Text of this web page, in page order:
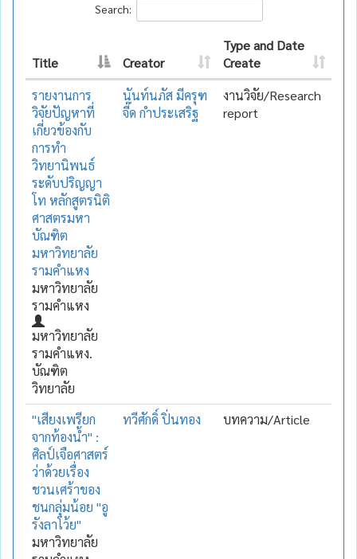
Search:
Title Creator
Type and Date
Create
รายงานการ
วิจัยปัญหาที่
เกี่ยวข้องกับ
การทำ
วิทยานิพนธ์
ระดับปริญญา
โท หลักสูตรนิติ
ศาสตรมหา
บัณฑิต
มหาวิทยาลัย
รามคำแหง
มหาวิทยาลัย
รามคำแหง
มหาวิทยาลัย
รามคำแหง.
บัณฑิต
วิทยาลัย
นันท์นภัส มีครุฑ
จี๊ด กำประเสริฐ
งานวิจัย/Research
report
"เสียงเพรียก
จากท้องน้ำ" :
ศิลป์เจือศาสตร์
ว่าด้วยเรื่อง
ชวนเศร้าของ
ชนกลุ่มน้อย "อู
รังลาโว้ย"
มหาวิทยาลัย
ทวีศักดิ์ ปิ่นทอง บทความ/Article